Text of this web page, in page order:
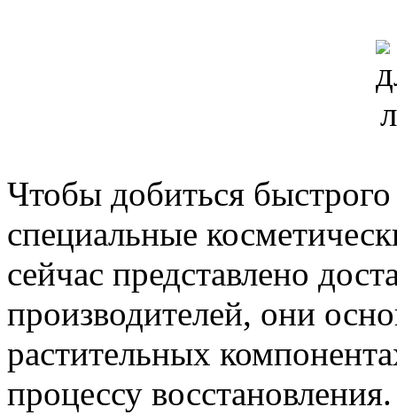
Чтобы добиться
специальные
сейчас представлено
производителей, они
растительных
процессу восстановления.